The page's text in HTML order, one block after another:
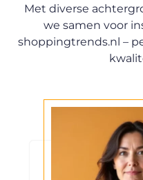
Met diverse
we samen voor
shoppingtrends.nl –